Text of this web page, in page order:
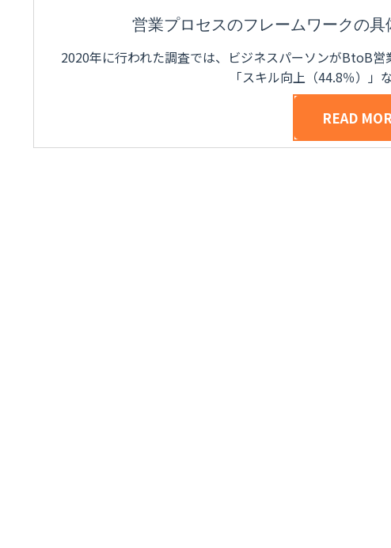
営業プロセスのフレームワークの
2020年に行われた調査では、ビジネスパーソンがBtoB営
「スキル向上（44.8％）
READ